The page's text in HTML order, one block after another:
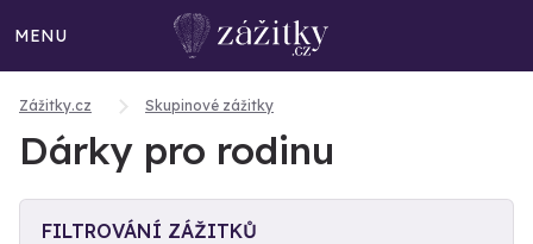
MENU
Zážitky.cz Skupinové zážitky
Dárky pro rodinu
FILTROVÁNÍ ZÁŽITKŮ